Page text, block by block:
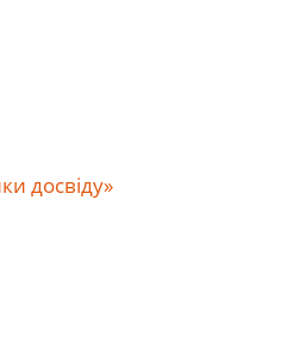
досвіду»